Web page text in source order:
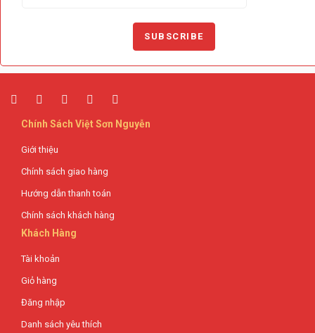
Chính Sách Việt Sơn Nguyễn
Giới thiệu
Chính sách giao hàng
Hướng dẫn thanh toán
Chính sách khách hàng
Khách Hàng
Tài khoản
Giỏ hàng
Đăng nhập
Danh sách yêu thích